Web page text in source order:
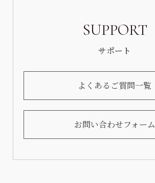
SUPPORT
サポート
よくあるご質問一覧
お問い合わせフォーム